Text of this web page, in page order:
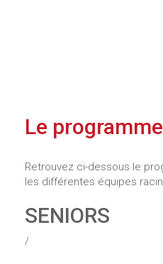
Le
Retrouvez ci-dessous le
les différentes équipes
SENIORS
/